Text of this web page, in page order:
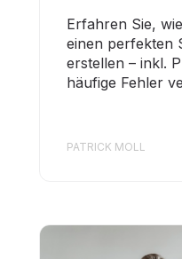
Erfahren Sie,
einen perfekten
erstellen – inkl.
häufige Fehler
PATRICK MOLL